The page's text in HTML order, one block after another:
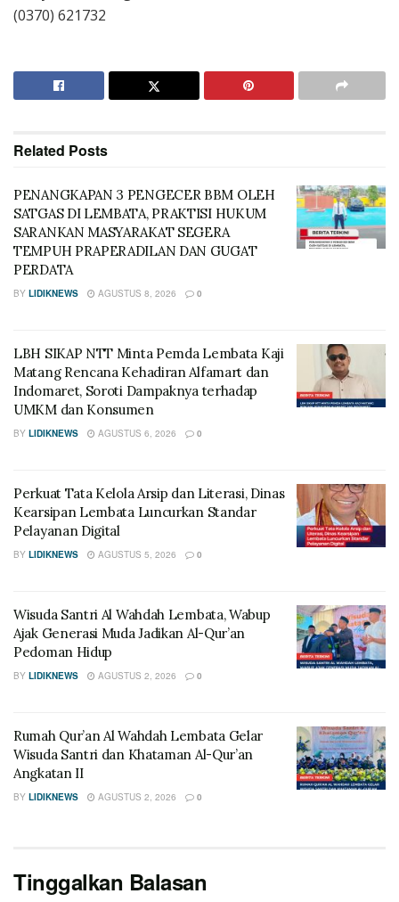
(0370) 621732
Related Posts
PENANGKAPAN 3 PENGECER BBM OLEH
SATGAS DI LEMBATA, PRAKTISI HUKUM
SARANKAN MASYARAKAT SEGERA
TEMPUH PRAPERADILAN DAN GUGAT
PERDATA
BY LIDIKNEWS AGUSTUS 8, 2026 0
LBH SIKAP NTT Minta Pemda Lembata Kaji
Matang Rencana Kehadiran Alfamart dan
Indomaret, Soroti Dampaknya terhadap
UMKM dan Konsumen
BY LIDIKNEWS AGUSTUS 6, 2026 0
Perkuat Tata Kelola Arsip dan Literasi, Dinas
Kearsipan Lembata Luncurkan Standar
Pelayanan Digital
BY LIDIKNEWS AGUSTUS 5, 2026 0
Wisuda Santri Al Wahdah Lembata, Wabup
Ajak Generasi Muda Jadikan Al-Qur’an
Pedoman Hidup
BY LIDIKNEWS AGUSTUS 2, 2026 0
Rumah Qur’an Al Wahdah Lembata Gelar
Wisuda Santri dan Khataman Al-Qur’an
Angkatan II
BY LIDIKNEWS AGUSTUS 2, 2026 0
Tinggalkan Balasan